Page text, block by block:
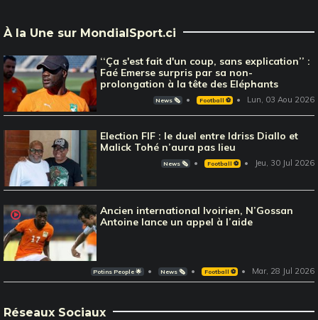
À la Une sur MondialSport.ci
‘‘Ça s'est fait d'un coup, sans explication’’ :
Faé Emerse surpris par sa non-
prolongation à la tête des Eléphants
News 🗞️ Football ⚽️ Lun, 03 Aou 2026
Election FIF : le duel entre Idriss Diallo et
Malick Tohé n’aura pas lieu
News 🗞️ Football ⚽️ Jeu, 30 Jul 2026
Ancien international Ivoirien, N’Gossan
Antoine lance un appel à l’aide
Potins People 🌟 News 🗞️ Football ⚽️ Mar, 28 Jul 2026
Réseaux Sociaux